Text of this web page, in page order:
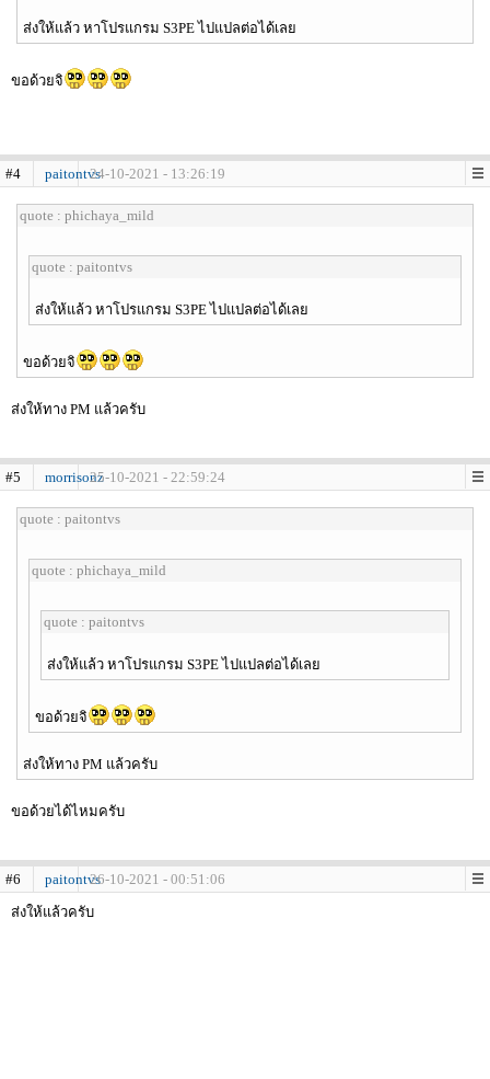
ส่งให้แล้ว หาโปรแกรม S3PE ไปแปลต่อได้เลย
ขอด้วยจิ
#4 paitontvs24-10-2021 - 13:26:19
quote : phichaya_mild
quote : paitontvs
ส่งให้แล้ว หาโปรแกรม S3PE ไปแปลต่อได้เลย
ขอด้วยจิ
ส่งให้ทาง PM แล้วครับ
#5 morrisonz25-10-2021 - 22:59:24
quote : paitontvs
quote : phichaya_mild
quote : paitontvs
ส่งให้แล้ว หาโปรแกรม S3PE ไปแปลต่อได้เลย
ขอด้วยจิ
ส่งให้ทาง PM แล้วครับ
ขอด้วยได้ไหมครับ
#6 paitontvs26-10-2021 - 00:51:06
ส่งให้แล้วครับ